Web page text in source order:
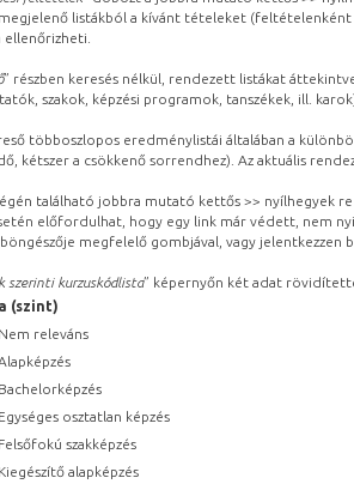
listákból a kívánt tételeket (feltételenként
ellenőrizheti.
” részben keresés nélkül, rendezett listákat
szakok, képzési programok, tanszékek, ill.
többoszlopos eredménylistái általában a
kétszer a csökkenő sorrendhez). Az aktuális
található jobbra mutató kettős >> nyílhegyek
előfordulhat, hogy egy link már védett, nem
böngészője megfelelő gombjával, vagy
szerinti kurzuskódlista” képernyőn két adat
(szint)
Nem releváns
Bachelorképzés
Egységes osztatlan képzés
Felsőfokú szakképzés
Kiegészítő alapképzés